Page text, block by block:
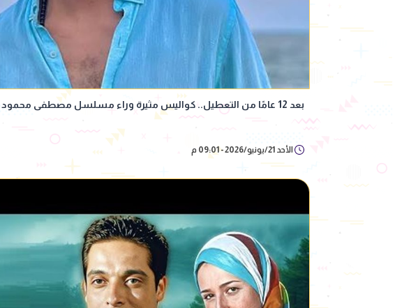
بعد 12 عامًا من التعطيل.. كواليس مثيرة وراء مسلسل مصطفى محمود وبطله الجديد
الأحد 21/يونيو/2026 - 09:01 م